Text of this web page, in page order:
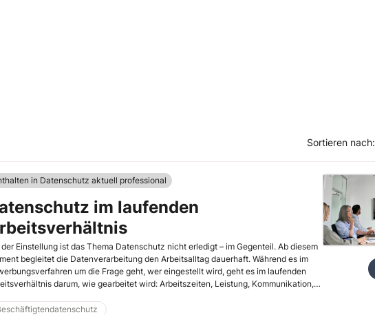
Sortieren nach:
in Datenschutz aktuell professional
im laufenden
Einstellung ist das Thema Datenschutz nicht erledigt – im Gegenteil. Ab diesem
begleitet die Datenverarbeitung den Arbeitsalltag dauerhaft. Während es im
um die Frage geht, wer eingestellt wird, geht es im laufenden
darum, wie gearbeitet wird: Arbeitszeiten, Leistung, Kommunikation,
und Beschäftigte immer genauer nachzuverfolgen. Gerade deshalb